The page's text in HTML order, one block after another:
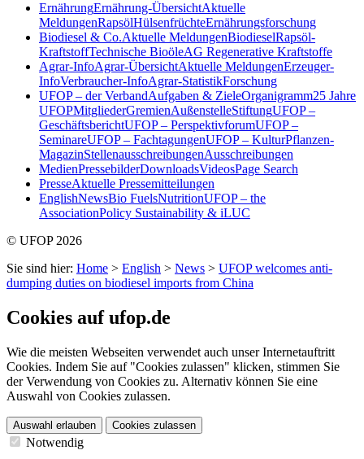
ErnährungErnährung-ÜbersichtAktuelle
MeldungenRapsölHülsenfrüchteErnährungsforschung
Biodiesel & Co.Aktuelle MeldungenBiodieselRapsöl-
KraftstoffTechnische BioöleAG Regenerative Kraftstoffe
Agrar-InfoAgrar-ÜbersichtAktuelle MeldungenErzeuger-
InfoVerbraucher-InfoAgrar-StatistikForschung
UFOP – der VerbandAufgaben & ZieleOrganigramm25 Jahre
UFOPMitgliederGremienAußenstelleStiftungUFOP –
GeschäftsberichtUFOP – PerspektivforumUFOP –
SeminareUFOP – FachtagungenUFOP – KulturPflanzen-
MagazinStellenausschreibungenAusschreibungen
MedienPressebilderDownloadsVideosPage Search
PresseAktuelle Pressemitteilungen
EnglishNewsBio FuelsNutritionUFOP – the
AssociationPolicy Sustainability & iLUC
© UFOP 2026
Sie sind hier: Home > English > News > UFOP welcomes anti-
dumping duties on biodiesel imports from China
Cookies auf ufop.de
Wie die meisten Webseiten verwendet auch unser Internetauftritt
Cookies. Indem Sie auf "Cookies zulassen" klicken, stimmen Sie
der Verwendung von Cookies zu. Alternativ können Sie eine
Auswahl von Cookies zulassen.
Auswahl erlauben Cookies zulassen
Notwendig